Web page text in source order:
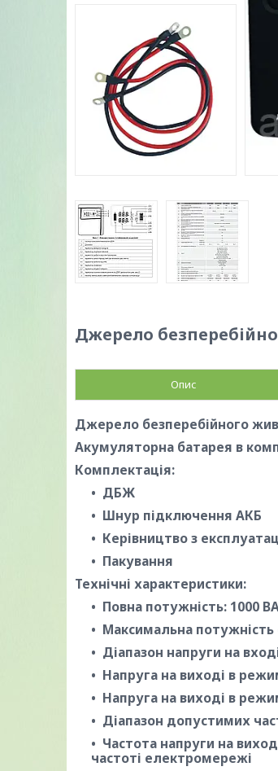
Джерело
Опис
Джерело безперебійного
Акумуляторна батарея в
Комплектація:
ДБЖ
Шнур підключення АКБ
Керівництво з
Пакування
Технічні характеристики:
Повна потужність: 1000
Максимальна
Діапазон напруги на
Напруга на виході в
Напруга на виході в
Діапазон допустимих
Частота напруги на
частоті електромережі